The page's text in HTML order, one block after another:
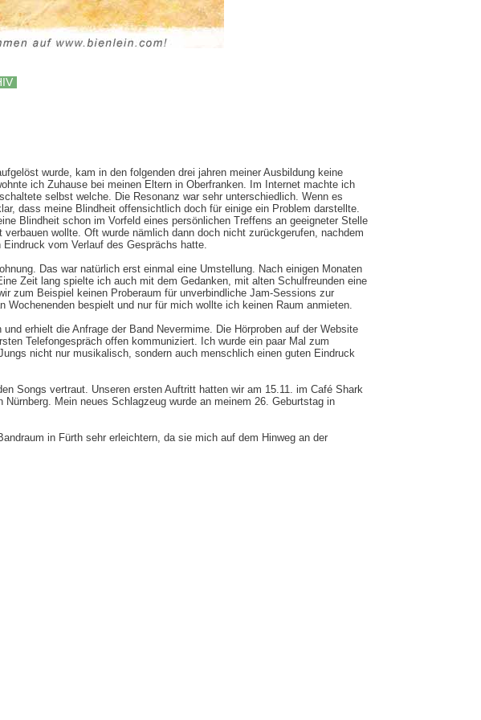
wurde, kam in den folgenden drei jahren meiner Ausbildung keine
ich Zuhause bei meinen Eltern in Oberfranken. Im Internet machte ich
selbst welche. Die Resonanz war sehr unterschiedlich. Wenn es
dass meine Blindheit offensichtlich doch für einige ein Problem darstellte.
Blindheit schon im Vorfeld eines persönlichen Treffens an geeigneter Stelle
wollte. Oft wurde nämlich dann doch nicht zurückgerufen, nachdem
vom Verlauf des Gesprächs hatte.
Das war natürlich erst einmal eine Umstellung. Nach einigen Monaten
Zeit lang spielte ich auch mit dem Gedanken, mit alten Schulfreunden eine
zum Beispiel keinen Proberaum für unverbindliche Jam-Sessions zur
bespielt und nur für mich wollte ich keinen Raum anmieten.
erhielt die Anfrage der Band Nevermime. Die Hörproben auf der Website
Telefongespräch offen kommuniziert. Ich wurde ein paar Mal zum
nicht nur musikalisch, sondern auch menschlich einen guten Eindruck
Songs vertraut. Unseren ersten Auftritt hatten wir am 15.11. im Café Shark
Mein neues Schlagzeug wurde an meinem 26. Geburtstag in
in Fürth sehr erleichtern, da sie mich auf dem Hinweg an der